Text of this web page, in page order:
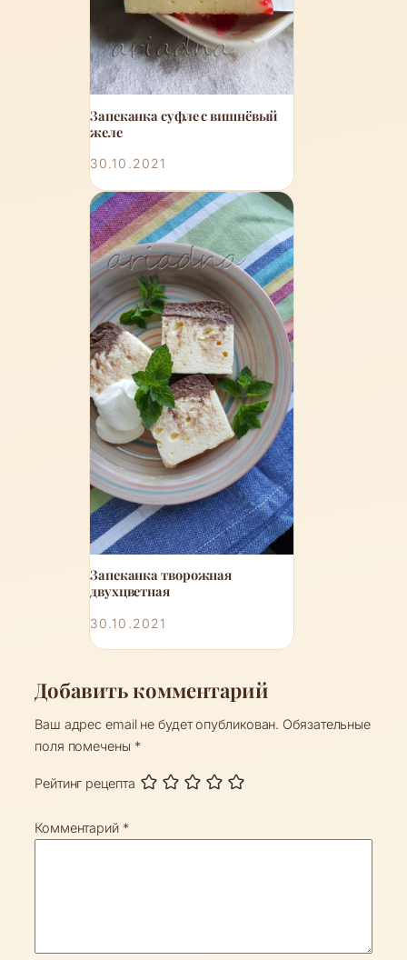
Запеканка суфле с вишнёвый
желе
30.10.2021
Запеканка творожная
двухцветная
30.10.2021
Добавить комментарий
Ваш адрес email не будет опубликован. Обязательные
поля помечены *
Рейтинг рецепта
Комментарий *